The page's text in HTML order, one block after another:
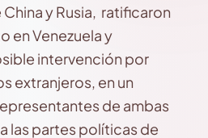
y Rusia, ratificaron
en Venezuela y
intervención por
extranjeros, en un
de ambas
las partes políticas de